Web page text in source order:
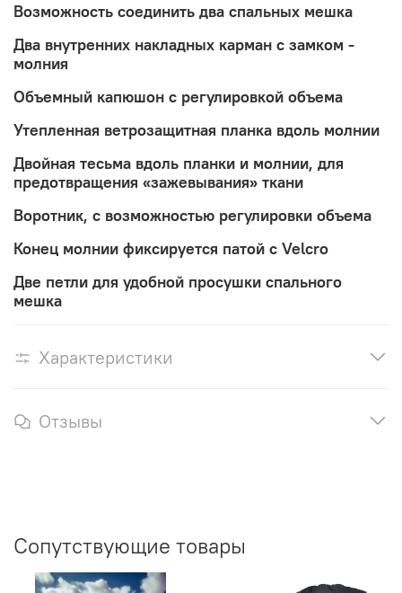
Возможность соединить два спальных мешка
Два внутренних накладных карман с замком -
молния
Объемный капюшон с регулировкой объема
Утепленная ветрозащитная планка вдоль молнии
Двойная тесьма вдоль планки и молнии, для
предотвращения «зажевывания» ткани
Воротник, с возможностью регулировки объема
Конец молнии фиксируется патой с Velcro
Две петли для удобной просушки спального
мешка
Характеристики
Отзывы
Сопутствующие товары